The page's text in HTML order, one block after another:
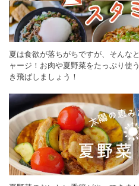
夏は食欲が落ちがちですが、そんな
ャージ！お肉や夏野菜をたっぷり使
き飛ばしましょう！